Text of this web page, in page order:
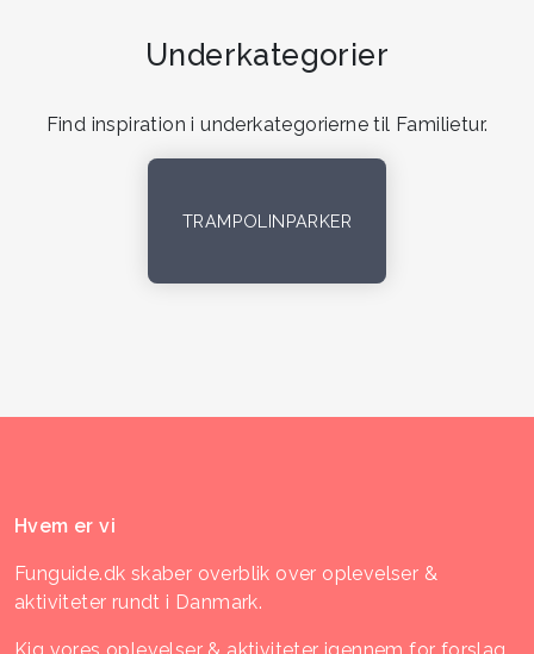
Underkategorier
Find inspiration i underkategorierne til Familietur.
TRAMPOLINPARKER
Hvem er vi
Funguide.dk skaber overblik over oplevelser &
aktiviteter rundt i Danmark.